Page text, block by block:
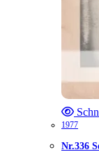
1977
Nr.336